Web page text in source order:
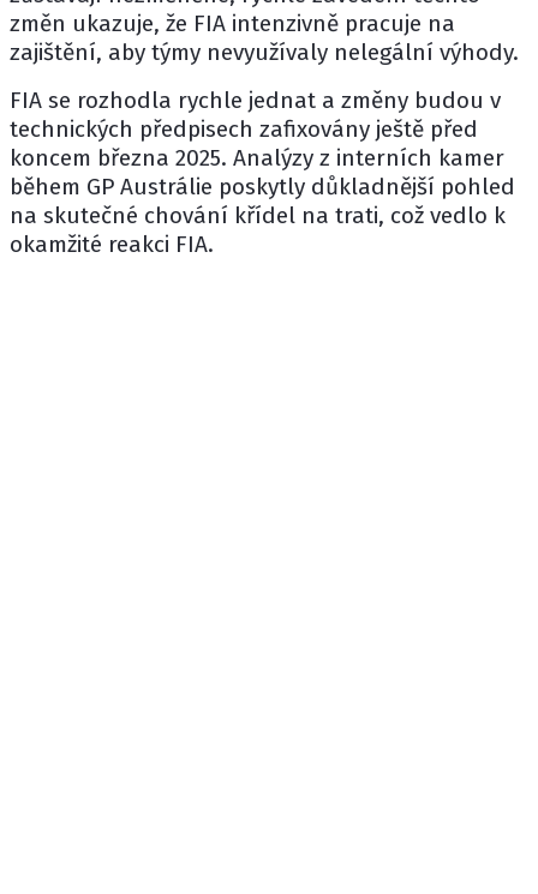
změn ukazuje, že FIA intenzivně pracuje na
zajištění, aby týmy nevyužívaly nelegální výhody.
FIA se rozhodla rychle jednat a změny budou v
technických předpisech zafixovány ještě před
koncem března 2025. Analýzy z interních kamer
během GP Austrálie poskytly důkladnější pohled
na skutečné chování křídel na trati, což vedlo k
okamžité reakci FIA.